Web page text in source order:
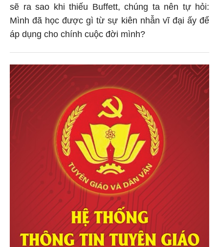
sẽ ra sao khi thiếu Buffett, chúng ta nên tự hỏi:
Mình đã học được gì từ sự kiên nhẫn vĩ đại ấy để
áp dụng cho chính cuộc đời mình?